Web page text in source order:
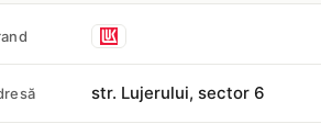
str. Lujerului, sector 6